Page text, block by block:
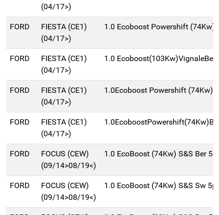
(04/17>)
FORD
FIESTA (CE1)
(04/17>)
1.0 Ecoboost Powershift (74Kw)
FORD
FIESTA (CE1)
(04/17>)
1.0
FORD
FIESTA (CE1)
(04/17>)
1.0Ecoboost Powershift (74Kw)
FORD
FIESTA (CE1)
(04/17>)
FORD
FOCUS (CEW)
(09/14>08/19<)
1.0 EcoBoost (74Kw) S&S Ber
FORD
FOCUS (CEW)
(09/14>08/19<)
1.0 EcoBoost (74Kw) S&S Sw